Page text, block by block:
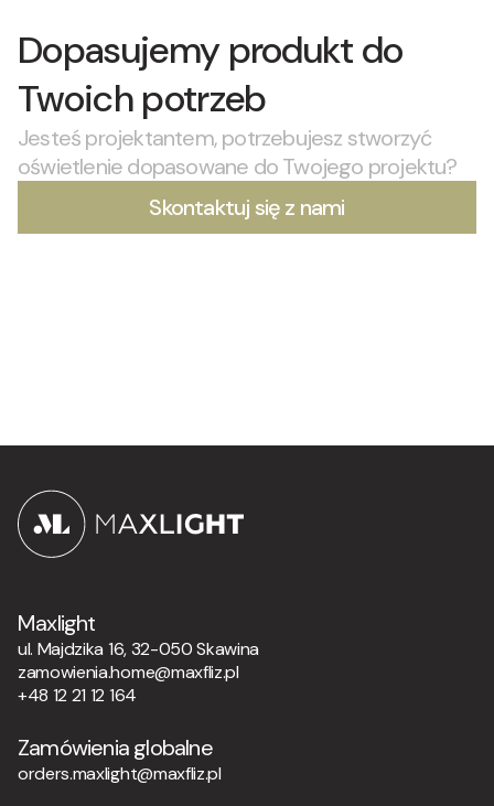
Dopasujemy produkt do
Twoich potrzeb
Jesteś projektantem, potrzebujesz stworzyć
oświetlenie dopasowane do Twojego projektu?
Skontaktuj się z nami
Maxlight
ul. Majdzika 16, 32-050 Skawina
zamowienia.home@maxfliz.pl
+48 12 21 12 164
Zamówienia globalne
orders.maxlight@maxfliz.pl